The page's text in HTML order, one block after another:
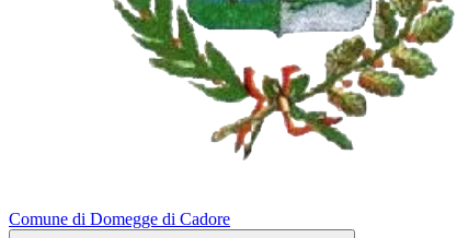
Comune di Domegge di Cadore